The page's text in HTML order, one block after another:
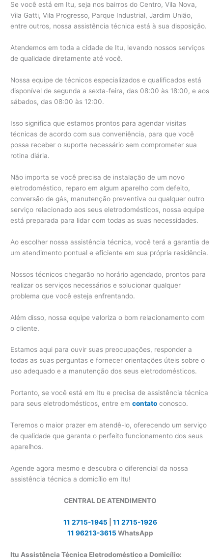
Se você está em Itu, seja nos bairros do Centro, Vila Nova,
Vila Gatti, Vila Progresso, Parque Industrial, Jardim União,
entre outros, nossa assistência técnica está à sua disposição.
Atendemos em toda a cidade de Itu, levando nossos serviços
de qualidade diretamente até você.
Nossa equipe de técnicos especializados e qualificados está
disponível de segunda a sexta-feira, das 08:00 às 18:00, e aos
sábados, das 08:00 às 12:00.
Isso significa que estamos prontos para agendar visitas
técnicas de acordo com sua conveniência, para que você
possa receber o suporte necessário sem comprometer sua
rotina diária.
Não importa se você precisa de instalação de um novo
eletrodoméstico, reparo em algum aparelho com defeito,
conversão de gás, manutenção preventiva ou qualquer outro
serviço relacionado aos seus eletrodomésticos, nossa equipe
está preparada para lidar com todas as suas necessidades.
Ao escolher nossa assistência técnica, você terá a garantia de
um atendimento pontual e eficiente em sua própria residência.
Nossos técnicos chegarão no horário agendado, prontos para
realizar os serviços necessários e solucionar qualquer
problema que você esteja enfrentando.
Além disso, nossa equipe valoriza o bom relacionamento com
o cliente.
Estamos aqui para ouvir suas preocupações, responder a
todas as suas perguntas e fornecer orientações úteis sobre o
uso adequado e a manutenção dos seus eletrodomésticos.
Portanto, se você está em Itu e precisa de assistência técnica
para seus eletrodomésticos, entre emcontato conosco.
Teremos o maior prazer em atendê-lo, oferecendo um serviço
de qualidade que garanta o perfeito funcionamento dos seus
aparelhos.
Agende agora mesmo e descubra o diferencial da nossa
assistência técnica a domicílio em Itu!
CENTRAL DE ATENDIMENTO
11 2715-1945
11 2715-1926
11 96213-3615 WhatsApp
Itu Assistência Técnica Eletrodoméstico a Domicílio: